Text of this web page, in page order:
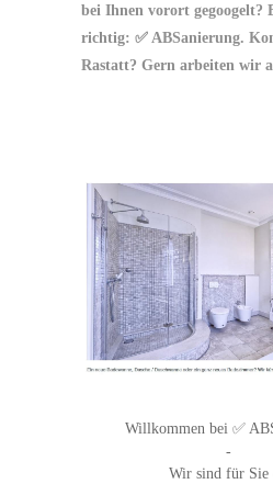
bei Ihnen vorort gegoogelt?
richtig: ✅ ABSanierung.
Rastatt? Gern arbeiten wir
Willkommen bei ✅
-
Wir sind für Sie